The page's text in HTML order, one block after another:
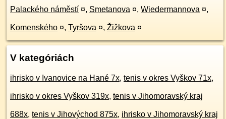
Palackého náměstí ¤, Smetanova ¤, Wiedermannova ¤,
Komenského ¤, Tyršova ¤, Žižkova ¤
V kategóriách
ihrisko v Ivanovice na Hané 7x, tenis v okres Vyškov 71x,
ihrisko v okres Vyškov 319x, tenis v Jihomoravský kraj
688x, tenis v Jihovýchod 875x, ihrisko v Jihomoravský kraj